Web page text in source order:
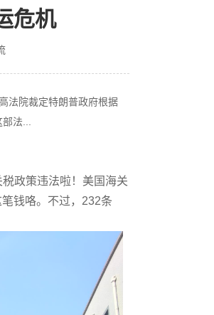
危机
院裁定特朗普政府根据
法...
政策违法啦！美国海关
钱咯。不过，232条